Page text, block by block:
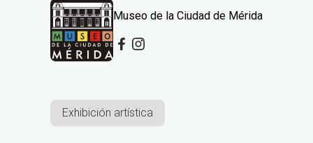
Museo de la Ciudad de Mérida
Exhibición artística